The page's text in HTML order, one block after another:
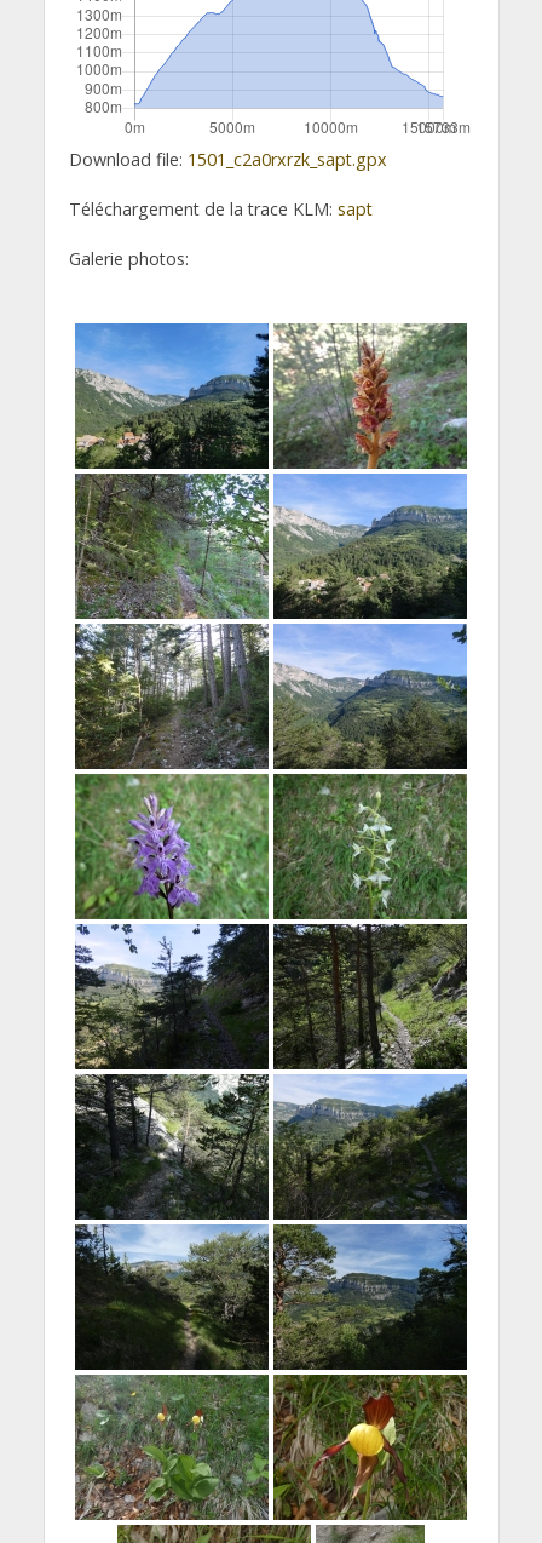
Download file: 1501_c2a0rxrzk_sapt.gpx
Téléchargement de la trace KLM: sapt
Galerie photos: